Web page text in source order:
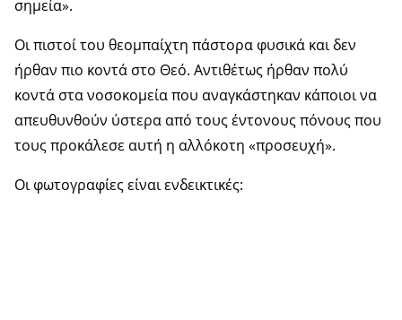
σημεία».
Οι πιστοί του θεομπαίχτη πάστορα φυσικά και δεν
ήρθαν πιο κοντά στο Θεό. Αντιθέτως ήρθαν πολύ
κοντά στα νοσοκομεία που αναγκάστηκαν κάποιοι να
απευθυνθούν ύστερα από τους έντονους πόνους που
τους προκάλεσε αυτή η αλλόκοτη «προσευχή».
Οι φωτογραφίες είναι ενδεικτικές: